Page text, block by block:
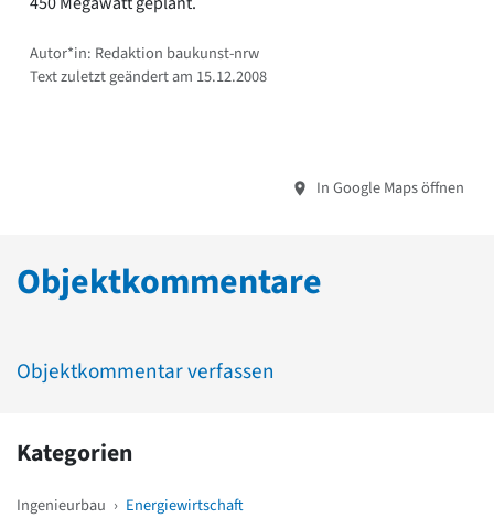
Autor*in: Redaktion baukunst-nrw
Text zuletzt geändert am 15.12.2008
In Google Maps öffnen
Objektkommentare
Objektkommentar verfassen
Kategorien
Ingenieurbau › Energiewirtschaft